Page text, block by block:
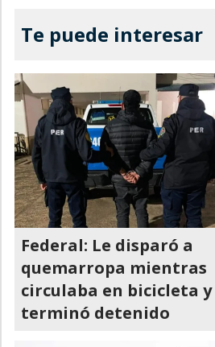
Te puede interesar
Federal: Le disparó a
quemarropa mientras
circulaba en bicicleta y
terminó detenido